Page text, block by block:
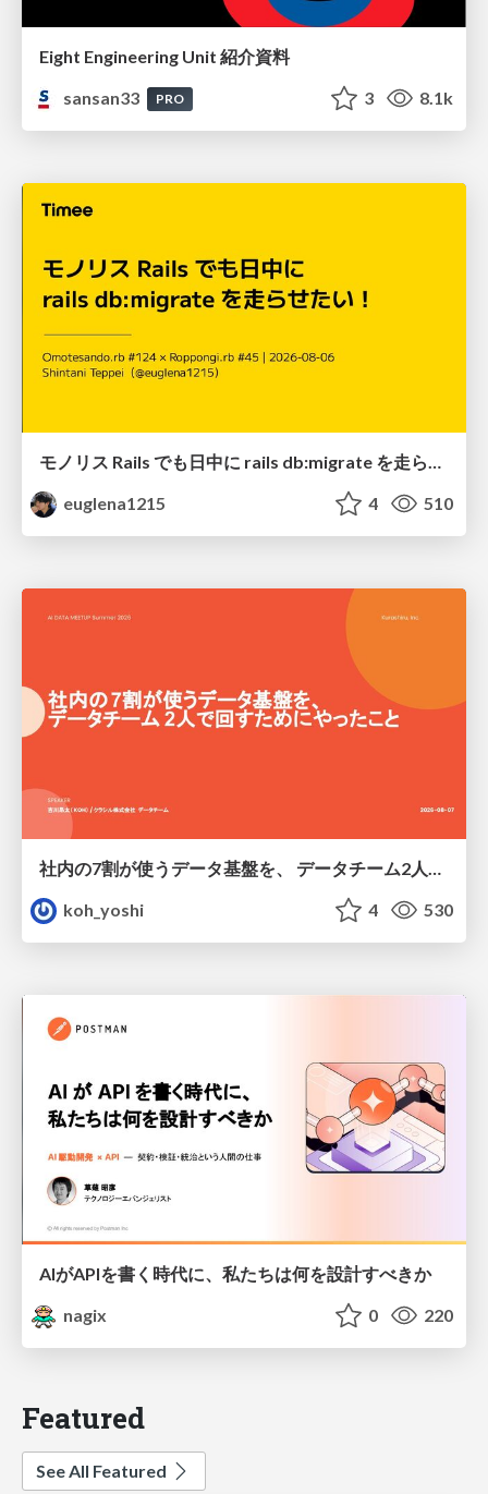
Eight Engineering Unit 紹介資料
sansan33
PRO 3 8.1k
モノリス Rails でも日中に rails db:migrate を走らせたい！ / Daytime rails db:migrate on Monolithic Rails!
euglena1215
4 510
koh_yoshi
4 530
AIがAPIを書く時代に、私たちは何を設計すべきか
nagix
0 220
Featured
See All Featured